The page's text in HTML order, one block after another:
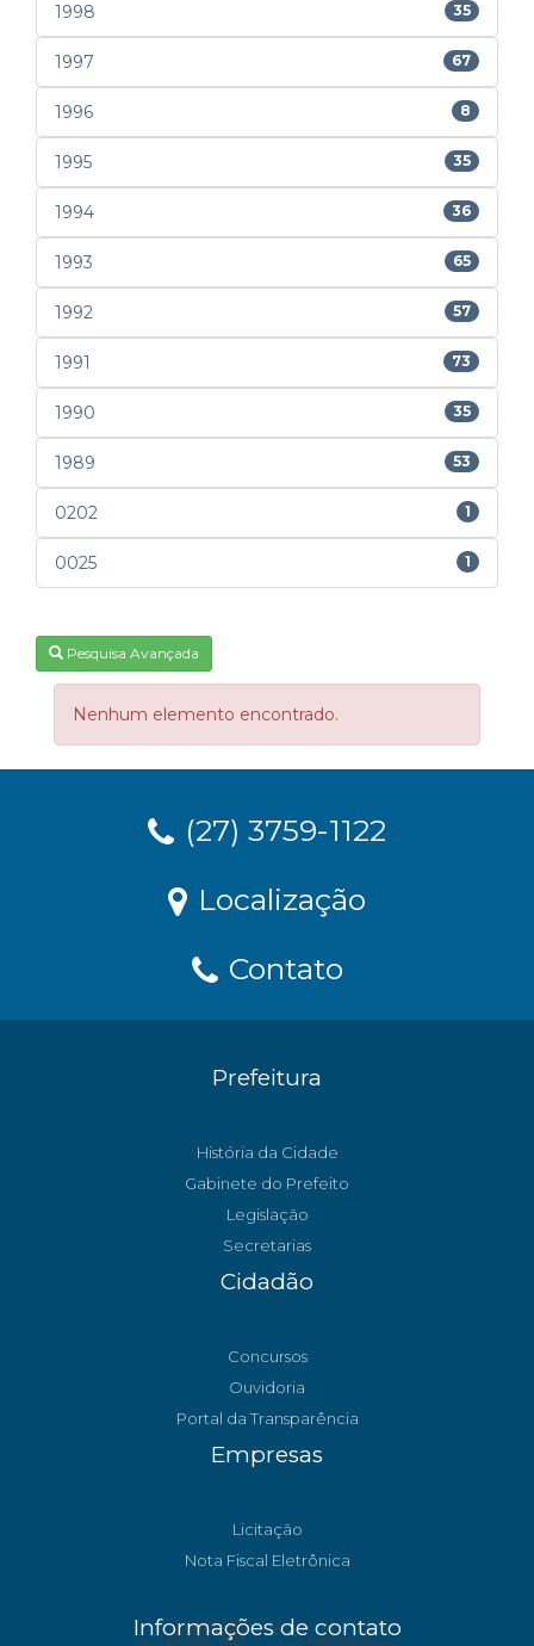
1998 35
1997 67
1996 8
1995 35
1994 36
1993 65
1992 57
1991 73
1990 35
1989 53
0202 1
0025 1
Pesquisa Avançada
Nenhum elemento encontrado.
(27) 3759-1122
Localização
Contato
Prefeitura
História da Cidade
Gabinete do Prefeito
Legislação
Secretarias
Cidadão
Concursos
Ouvidoria
Portal da Transparência
Empresas
Licitação
Nota Fiscal Eletrônica
Informações de contato